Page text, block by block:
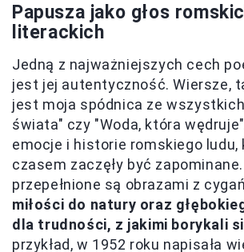
Papusza jako głos
literackich
Jedną z najważniejszych cech
jest jej autentyczność. Wiersze,
jest moja spódnica ze
świata" czy "Woda, która
emocje i historie romskiego ludu,
czasem zaczęły być
przepełnione są obrazami z
miłości do natury oraz
dla trudności, z jakimi borykali
przykład, w 1952 roku napisała